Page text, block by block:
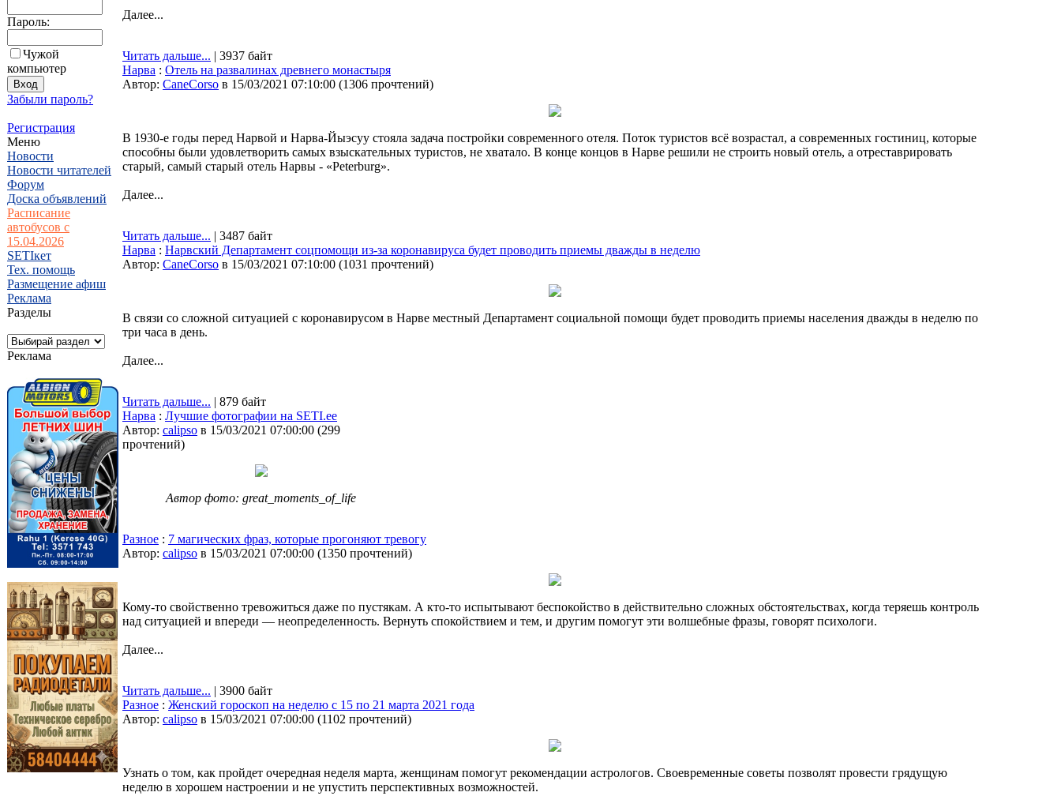
Пароль:
Чужой
компьютер
Забыли пароль?
Регистрация
Меню
Новости
Новости читателей
Форум
Доска объявлений
Расписание
автобусов с
15.04.2026
SETIкет
Тех. помощь
Размещение афиш
Реклама
Разделы
Реклама
Далее...
Читать дальше... | 3937 байт
Нарва : Отель на развалинах древнего монастыря
Автор: CaneCorso в 15/03/2021 07:10:00 (1306 прочтений)
В 1930-е годы перед Нарвой и Нарва-Йыэсуу стояла задача постройки современного отеля. Поток туристов всё возрастал, а современных гостиниц, которые
способны были удовлетворить самых взыскательных туристов, не хватало. В конце концов в Нарве решили не строить новый отель, а отреставрировать
старый, самый старый отель Нарвы - «Peterburg».
Далее...
Читать дальше... | 3487 байт
Нарва : Нарвский Департамент соцпомощи из-за коронавируса будет проводить приемы дважды в неделю
Автор: CaneCorso в 15/03/2021 07:10:00 (1031 прочтений)
В связи со сложной ситуацией с коронавирусом в Нарве местный Департамент социальной помощи будет проводить приемы населения дважды в неделю по
три часа в день.
Далее...
Читать дальше... | 879 байт
Нарва : Лучшие фотографии на SETI.ee
Автор: calipso в 15/03/2021 07:00:00 (299
прочтений)
Автор фото: great_moments_of_life
Разное : 7 магических фраз, которые прогоняют тревогу
Автор: calipso в 15/03/2021 07:00:00 (1350 прочтений)
Кому-то свойственно тревожиться даже по пустякам. А кто-то испытывают беспокойство в действительно сложных обстоятельствах, когда теряешь контроль
над ситуацией и впереди — неопределенность. Вернуть спокойствием и тем, и другим помогут эти волшебные фразы, говорят психологи.
Далее...
Читать дальше... | 3900 байт
Разное : Женский гороскоп на неделю с 15 по 21 марта 2021 года
Автор: calipso в 15/03/2021 07:00:00 (1102 прочтений)
Узнать о том, как пройдет очередная неделя марта, женщинам помогут рекомендации астрологов. Своевременные советы позволят провести грядущую
неделю в хорошем настроении и не упустить перспективных возможностей.